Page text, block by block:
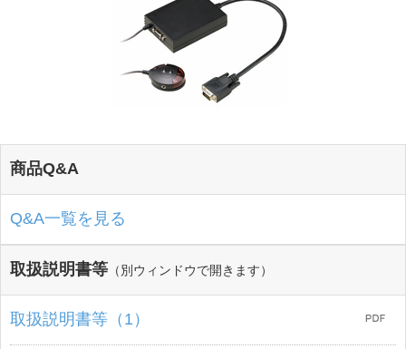
商品Q&A
Q&A一覧を見る
取扱説明書等 （別ウィンドウで開きます）
取扱説明書等（1）